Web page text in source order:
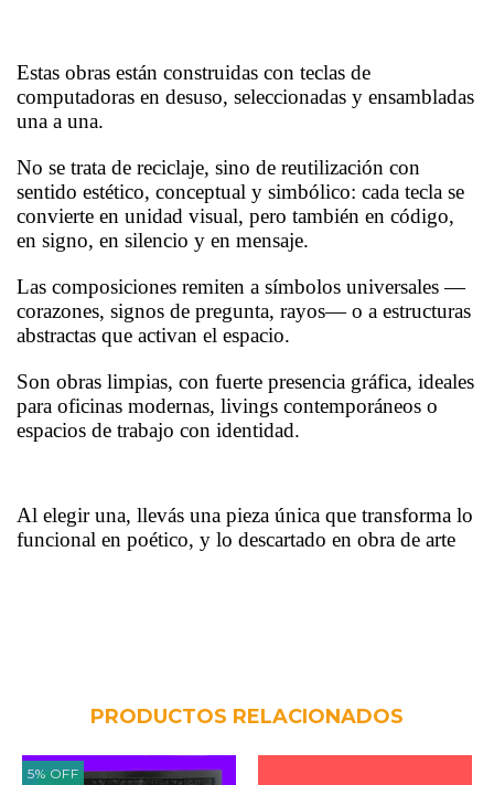
Estas obras están construidas con teclas de
computadoras en desuso, seleccionadas y ensambladas
una a una.
No se trata de reciclaje, sino de reutilización con
sentido estético, conceptual y simbólico: cada tecla se
convierte en unidad visual, pero también en código,
en signo, en silencio y en mensaje.
Las composiciones remiten a símbolos universales —
corazones, signos de pregunta, rayos— o a estructuras
abstractas que activan el espacio.
Son obras limpias, con fuerte presencia gráfica, ideales
para oficinas modernas, livings contemporáneos o
espacios de trabajo con identidad.
Al elegir una, llevás una pieza única que transforma lo
funcional en poético, y lo descartado en obra de arte
PRODUCTOS RELACIONADOS
5% OFF